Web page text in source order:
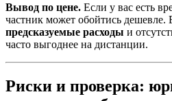
Вывод по цене. Если у вас есть
частник может обойтись
предсказуемые расходы и
часто выгоднее на дистанции.
Риски и проверка: